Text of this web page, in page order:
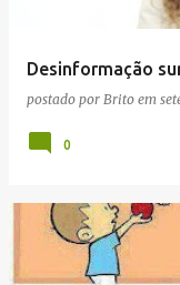
Desinformação
postado por Brito em
0